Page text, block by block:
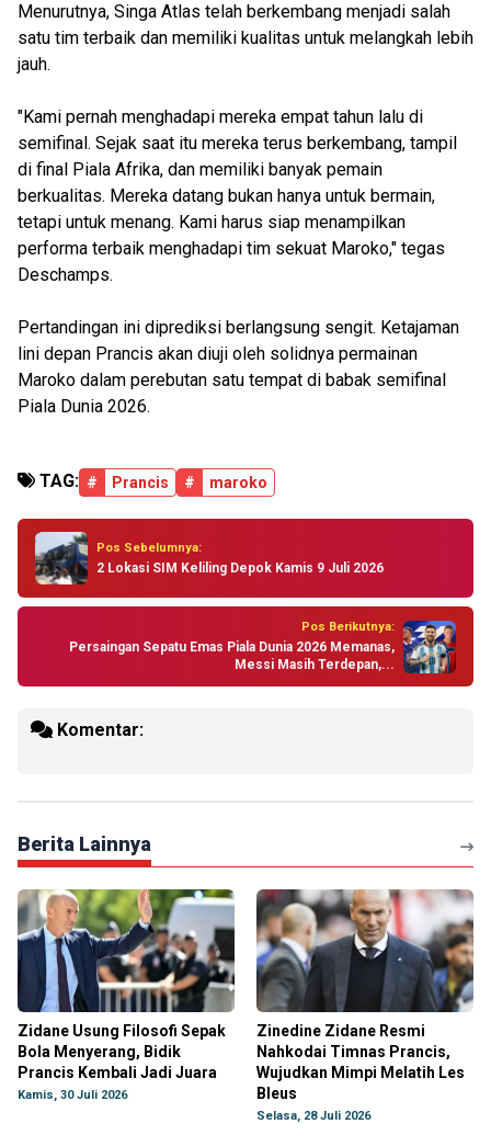
Menurutnya, Singa Atlas telah berkembang menjadi salah
satu tim terbaik dan memiliki kualitas untuk melangkah lebih
jauh.
"Kami pernah menghadapi mereka empat tahun lalu di
semifinal. Sejak saat itu mereka terus berkembang, tampil
di final Piala Afrika, dan memiliki banyak pemain
berkualitas. Mereka datang bukan hanya untuk bermain,
tetapi untuk menang. Kami harus siap menampilkan
performa terbaik menghadapi tim sekuat Maroko," tegas
Deschamps.
Pertandingan ini diprediksi berlangsung sengit. Ketajaman
lini depan Prancis akan diuji oleh solidnya permainan
Maroko dalam perebutan satu tempat di babak semifinal
Piala Dunia 2026.
TAG: # Prancis # maroko
Pos Sebelumnya:
2 Lokasi SIM Keliling Depok Kamis 9 Juli 2026
Pos Berikutnya:
Persaingan Sepatu Emas Piala Dunia 2026 Memanas,
Messi Masih Terdepan,...
Komentar:
Berita Lainnya
Zidane Usung Filosofi Sepak
Bola Menyerang, Bidik
Prancis Kembali Jadi Juara
Kamis, 30 Juli 2026
Zinedine Zidane Resmi
Nahkodai Timnas Prancis,
Wujudkan Mimpi Melatih Les
Bleus
Selasa, 28 Juli 2026